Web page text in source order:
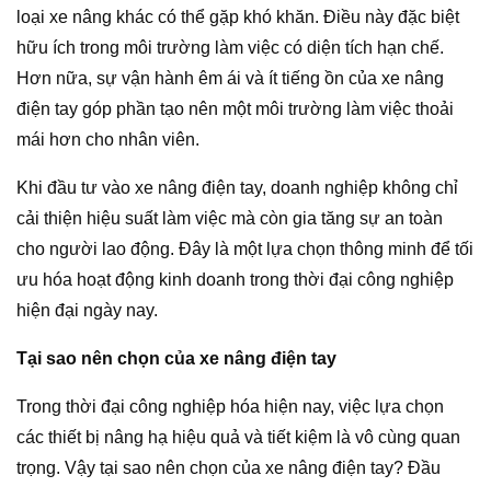
loại xe nâng khác có thể gặp khó khăn. Điều này đặc biệt
hữu ích trong môi trường làm việc có diện tích hạn chế.
Hơn nữa, sự vận hành êm ái và ít tiếng ồn của xe nâng
điện tay góp phần tạo nên một môi trường làm việc thoải
mái hơn cho nhân viên.
Khi đầu tư vào xe nâng điện tay, doanh nghiệp không chỉ
cải thiện hiệu suất làm việc mà còn gia tăng sự an toàn
cho người lao động. Đây là một lựa chọn thông minh để tối
ưu hóa hoạt động kinh doanh trong thời đại công nghiệp
hiện đại ngày nay.
Tại sao nên chọn của xe nâng điện tay
Trong thời đại công nghiệp hóa hiện nay, việc lựa chọn
các thiết bị nâng hạ hiệu quả và tiết kiệm là vô cùng quan
trọng. Vậy tại sao nên chọn của xe nâng điện tay? Đầu